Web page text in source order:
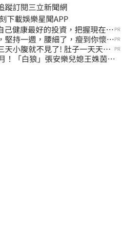
訂閱三立新聞網
握明星動態 即刻下載娛樂星聞APP
己健康最好的投資，把握現在不 PR
堅持一週，腰細了，瘦到你懷疑PR
天小腹就不見了! 肚子一天天變 PR
！「白狼」張安樂兒媳王姝茵北